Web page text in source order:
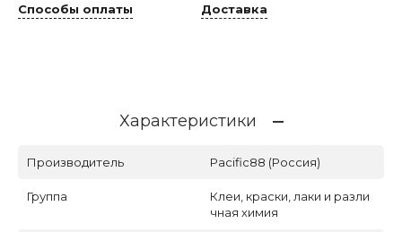
Способы оплаты Доставка
Характеристики
Производитель Pacific88 (Россия)
Группа
Клеи, краски, лаки и разли
чная химия